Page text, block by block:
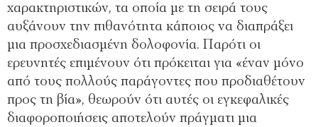
χαρακτηριστικών, τα οποία με τη σειρά τους
αυξάνουν την πιθανότητα κάποιος να διαπράξει
μια προσχεδιασμένη δολοφονία. Παρότι οι
ερευνητές επιμένουν ότι πρόκειται για «έναν μόνο
από τους πολλούς παράγοντες που προδιαθέτουν
προς τη βία», θεωρούν ότι αυτές οι εγκεφαλικές
διαφοροποιήσεις αποτελούν πράγματι μια